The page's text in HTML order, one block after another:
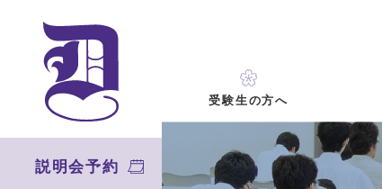
説明会予約
受験生の方へ